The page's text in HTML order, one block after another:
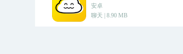
平台。 蓝色脉动
为文字资料 自媒体
安卓
聊天 | 8.90 MB